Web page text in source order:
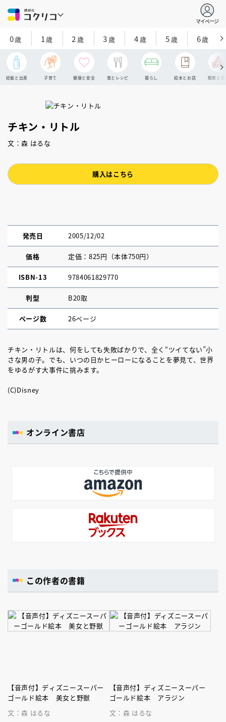
マイページ
0歳 1歳 2 歳 3歳 4歳 5歳 6歳
妊娠と出産 子育て 健康と安全 食とレシピ 暮らし 絵本とお話 知育と探
チキン・リトル
文：森 はるな
購入はこちら
発売日 2005/12/02
価格 定価：825円（本体750円）
ISBN-13 9784061829770
判型 B20取
ページ数 26ページ
チキン・リトルは、何をしても失敗ばかりで、全く“ツイてない”小
さな男の子。でも、いつの日かヒーローになることを夢見て、世界
をゆるがす大事件に挑みます。
(C)Disney
オンライン書店
この作者の書籍
【音声付】ディズニースーパー
ゴールド絵本 美女と野獣
文：森 はるな
【音声付】ディズニースーパー
ゴールド絵本 アラジン
文：森 はるな